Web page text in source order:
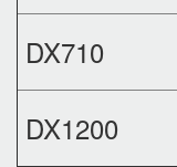
DX710
DX1200